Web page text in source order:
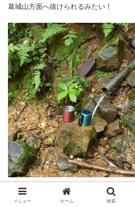
葛城山方面へ抜けられるみたい！
分岐の先にある”錦明水”という水場。こ
き水も冷たくて美味しい！マグカップ
メニュー ホーム 検索